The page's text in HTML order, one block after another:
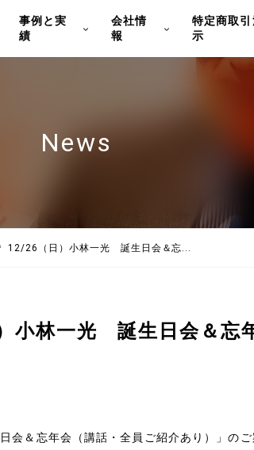
事例と実
績
会社情
報
特定商取
示
News
12/26（日）小林一光 誕生日会＆忘...
小林一光 誕生日会＆忘
＆忘年会（講話・全員ご紹介あり）」の